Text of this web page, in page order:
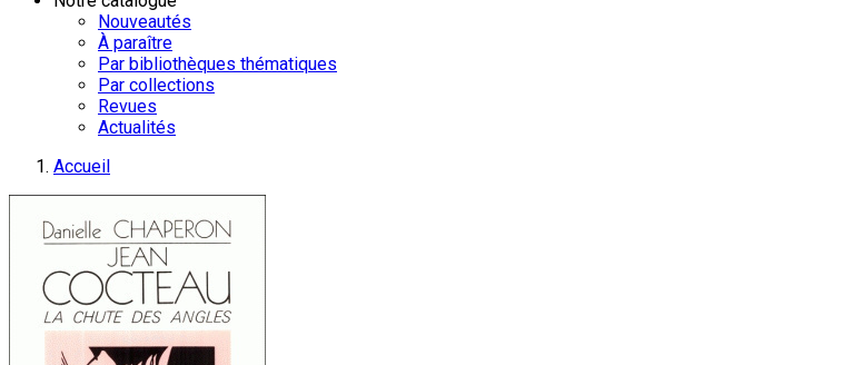
Nouveautés
À paraître
Par bibliothèques thématiques
Par collections
Revues
Actualités
Accueil